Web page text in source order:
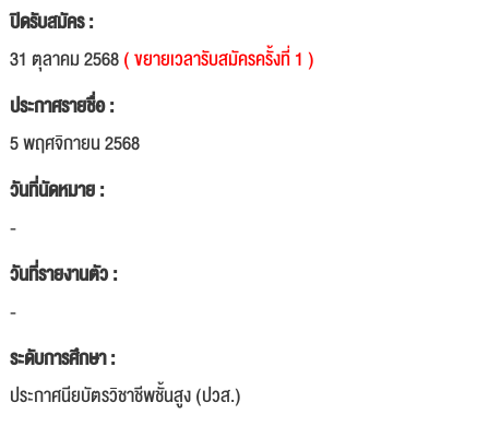
ปิดรับสมัคร :
31 ตุลาคม 2568( ขยายเวลารับสมัครครั้งที่ 1 )
ประกาศรายชื่อ :
5 พฤศจิกายน 2568
วันที่นัดหมาย :
-
วันที่รายงานตัว :
-
ระดับการศึกษา :
ประกาศนียบัตรวิชาชีพชั้นสูง (ปวส.)